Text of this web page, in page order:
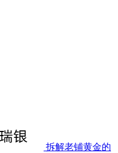
拆解老铺黄金的